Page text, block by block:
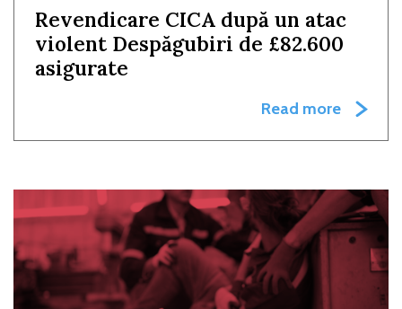
Revendicare CICA după un atac
violent Despăgubiri de £82.600
asigurate
Read more